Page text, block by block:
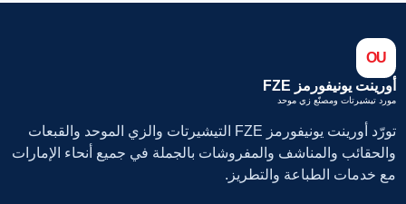
OU
أورينت يونيفورمز FZE
مورد تيشيرتات ومصنّع زي موحد
تورّد أورينت يونيفورمز FZE التيشيرتات والزي الموحد والقبعات
والحقائب والمناشف والمفروشات بالجملة في جميع أنحاء الإمارات
مع خدمات الطباعة والتطريز.